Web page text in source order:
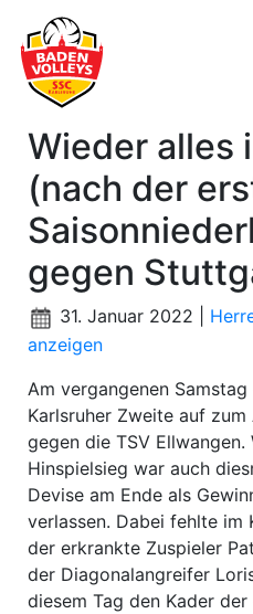
Wieder alles
(nach der
gegen
31. Januar 2022 |
anzeigen
Am vergangenen
Karlsruher Zweite auf
gegen die TSV Ellwangen.
Hinspielsieg war auch
Devise am Ende als
verlassen. Dabei fehlte im
der erkrankte Zuspieler
der Diagonalangreifer
diesem Tag den Kader